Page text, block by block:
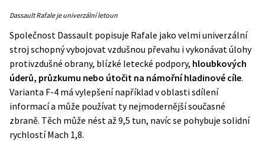
Dassault Rafale je univerzální letoun
Společnost Dassault popisuje Rafale jako velmi univerzální
stroj schopný vybojovat vzdušnou převahu i vykonávat úlohy
protivzdušné obrany, blízké letecké podpory, hloubkových
úderů, průzkumu nebo útočit na námořní hladinové cíle.
Varianta F-4 má vylepšení například v oblasti sdílení
informací a může používat ty nejmodernější současné
zbraně. Těch může nést až 9,5 tun, navíc se pohybuje solidní
rychlostí Mach 1,8.